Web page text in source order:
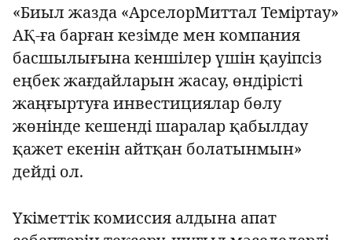
«Биыл жазда «АрселорМиттал Теміртау»
АҚ-ға барған кезімде мен компания
басшылығына кеншілер үшін қауіпсіз
еңбек жағдайларын жасау, өндірісті
жаңғыртуға инвестициялар бөлу
жөнінде кешенді шаралар қабылдау
қажет екенін айтқан болатынмын»
дейді ол.
Үкіметтік комиссия алдына апат